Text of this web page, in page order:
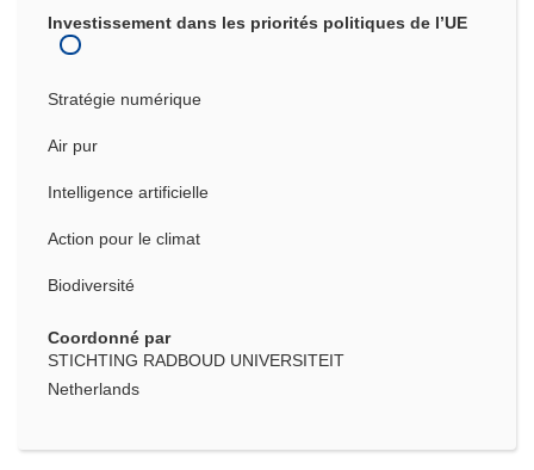
Investissement dans les priorités politiques de l’UE
Stratégie numérique
Air pur
Intelligence artificielle
Action pour le climat
Biodiversité
Coordonné par
STICHTING RADBOUD UNIVERSITEIT
Netherlands